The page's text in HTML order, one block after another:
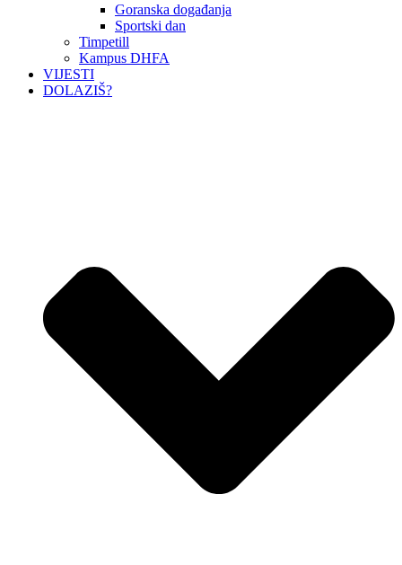
Goranska događanja
Sportski dan
Timpetill
Kampus DHFA
VIJESTI
DOLAZIŠ?